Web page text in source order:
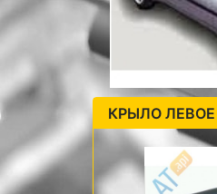
КРЫЛО ЛЕВОЕ